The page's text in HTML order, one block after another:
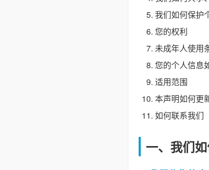
我们如何保护
您的权利
未成年人使用
您的个人信息
适用范围
本声明如何更
如何联系我们
一、我们